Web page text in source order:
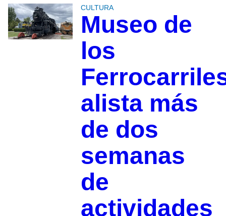
CULTURA
Museo de
los
alista más
de dos
semanas
de
actividades